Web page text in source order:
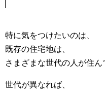
特に気をつけたいのは、
既存の住宅地は、
さまざまな世代の人が住ん
世代が異なれば、